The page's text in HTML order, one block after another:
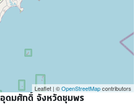
Leaflet | ©OpenStreetMapcontributors
อุดมศักดิ์ จังหวัดชุมพร